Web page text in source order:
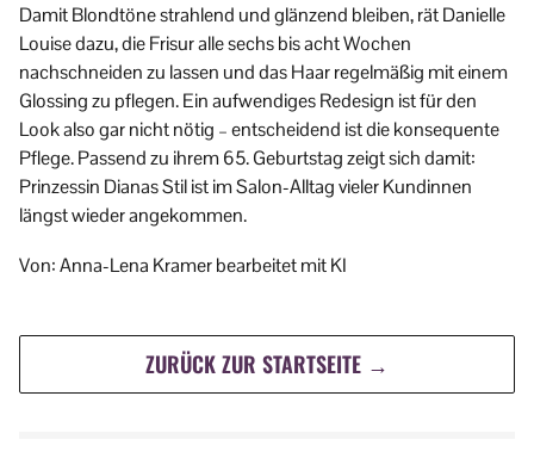
Damit Blondtöne strahlend und glänzend bleiben, rät Danielle
Louise dazu, die Frisur alle sechs bis acht Wochen
nachschneiden zu lassen und das Haar regelmäßig mit einem
Glossing zu pflegen. Ein aufwendiges Redesign ist für den
Look also gar nicht nötig – entscheidend ist die konsequente
Pflege. Passend zu ihrem 65. Geburtstag zeigt sich damit:
Prinzessin Dianas Stil ist im Salon-Alltag vieler Kundinnen
längst wieder angekommen.
Von: Anna-Lena Kramer bearbeitet mit KI
ZURÜCK ZUR STARTSEITE →